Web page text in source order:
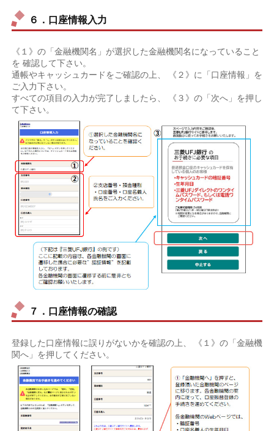
６．口座情報入力
《１》の「金融機関名」が選択した金融機関名になっていること
を 確認して下さい。
通帳やキャッシュカードをご確認の上、 《２》に「口座情報」を
ご入力下さい。
すべての項目の入力が完了しましたら、 《３》の「次へ」を押し
て下さい。
７．口座情報の確認
登録した口座情報に誤りがないかを確認の上、 《１》の「金融機
関へ」を押してください。